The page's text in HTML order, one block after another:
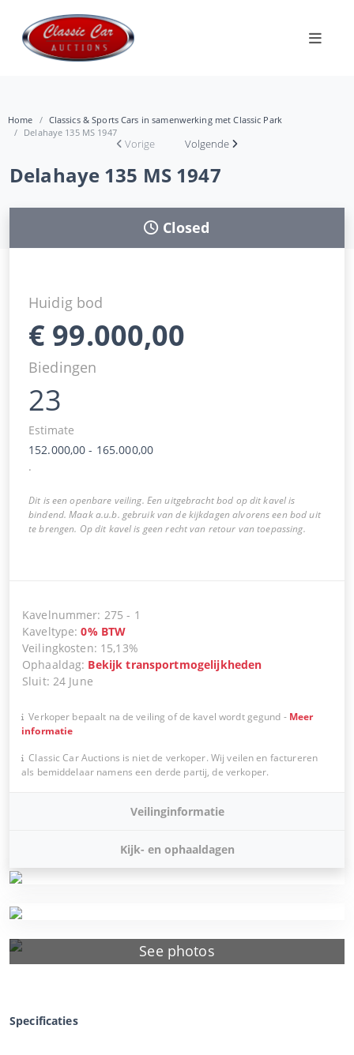
Home
Classics & Sports Cars in samenwerking met Classic Park
Delahaye 135 MS 1947
Vorige Volgende
Delahaye 135 MS 1947
See photos
Closed
Huidig bod
€ 99.000,00
Biedingen
23
Estimate
152.000,00 - 165.000,00
.
Dit is een openbare veiling. Een uitgebracht bod op dit kavel is
bindend. Maak a.u.b. gebruik van de kijkdagen alvorens een bod uit
te brengen. Op dit kavel is geen recht van retour van toepassing.
Kavelnummer: 275 - 1
Kaveltype:0% BTW
Veilingkosten: 15,13%
Ophaaldag: Bekijk transportmogelijkheden
Sluit: 24 June
Verkoper bepaalt na de veiling of de kavel wordt gegund - Meer
informatie
Classic Car Auctions is niet de verkoper. Wij veilen en factureren
als bemiddelaar namens een derde partij, de verkoper.
Veilinginformatie
Kijk- en ophaaldagen
Specificaties